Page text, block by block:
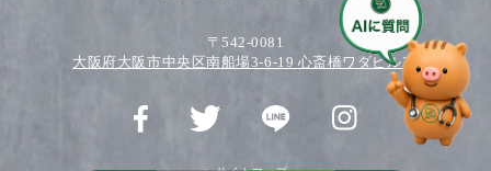
〒542-0081
大阪府大阪市中央区南船場3-6-19 心斎橋ワダビル2F